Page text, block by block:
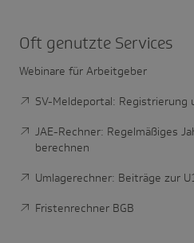
Oft genutzte Services
Webinare für Arbeitgeber
SV-Meldeportal: Registrierung
JAE-Rechner: Regelmäßiges
berechnen
Umlagerechner: Beiträge zur
Fristenrechner BGB